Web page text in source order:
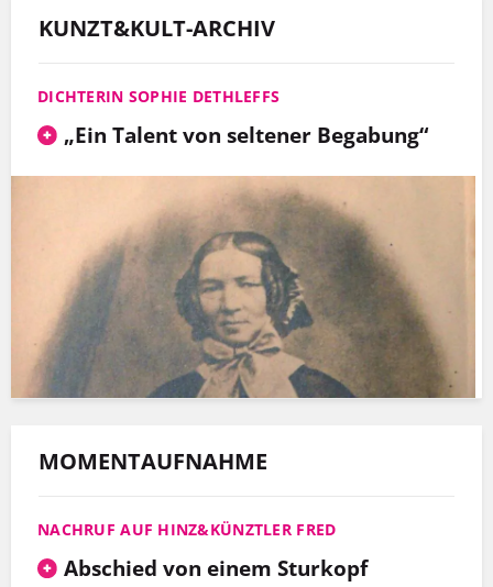
KUNZT&KULT-ARCHIV
DICHTERIN SOPHIE DETHLEFFS
„Ein Talent von seltener Begabung“
MOMENTAUFNAHME
NACHRUF AUF HINZ&KÜNZTLER FRED
Abschied von einem Sturkopf